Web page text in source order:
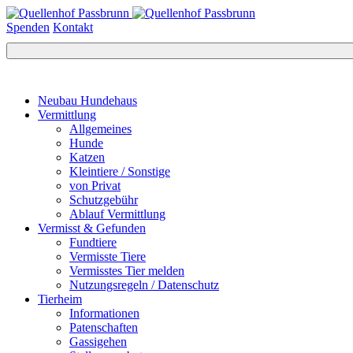
Spenden Kontakt
Neubau Hundehaus
Vermittlung
Allgemeines
Hunde
Katzen
Kleintiere / Sonstige
von Privat
Schutzgebühr
Ablauf Vermittlung
Vermisst & Gefunden
Fundtiere
Vermisste Tiere
Vermisstes Tier melden
Nutzungsregeln / Datenschutz
Tierheim
Informationen
Patenschaften
Gassigehen